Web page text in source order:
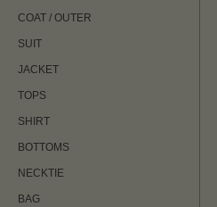
COAT / OUTER
SUIT
JACKET
TOPS
SHIRT
BOTTOMS
NECKTIE
BAG